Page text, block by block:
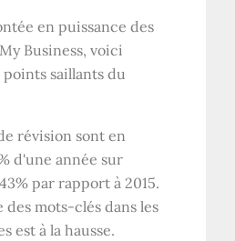
en puissance des
Business, voici
saillants du
révision sont en
d'une année sur
par rapport à 2015.
des mots-clés dans les
est à la hausse.